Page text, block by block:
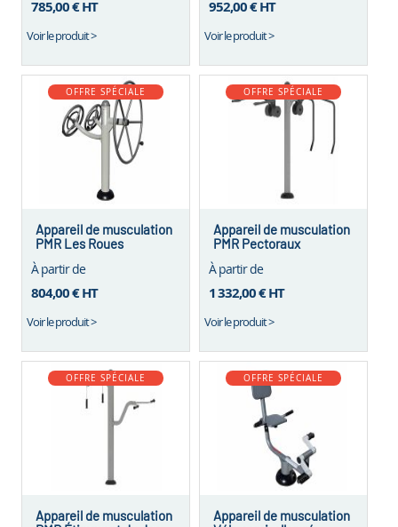
785,00 €HT
Voir le produit >
952,00 €HT
Voir le produit >
OFFRE SPÉCIALE
Appareil de musculation
PMR Les Roues
À partir de
804,00 €HT
Voir le produit >
OFFRE SPÉCIALE
Appareil de musculation
PMR Pectoraux
À partir de
1 332,00 €HT
Voir le produit >
OFFRE SPÉCIALE
Appareil de musculation
OFFRE SPÉCIALE
Appareil de musculation